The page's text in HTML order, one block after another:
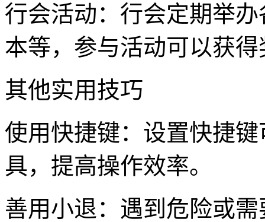
行会活动：行会定期举
本等，参与活动可以获得
其他实用技巧
使用快捷键：设置快捷
具，提高操作效率。
善用小退：遇到危险或